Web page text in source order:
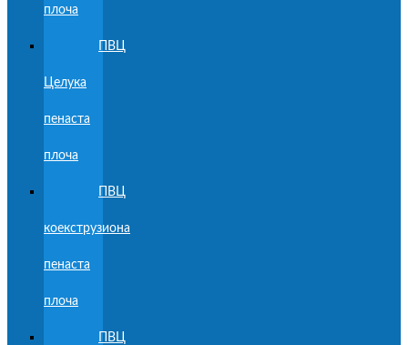
плоча
ПВЦ
Целука
пенаста
плоча
ПВЦ
коекструзиона
пенаста
плоча
ПВЦ